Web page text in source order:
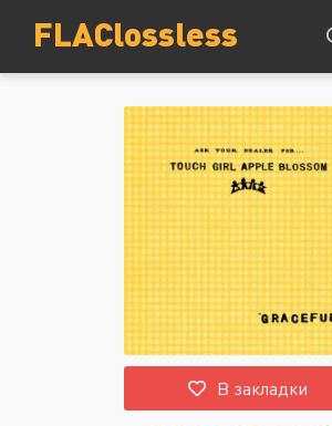
FLAClossless
Авторизация
Запомнить
ВОЙТИ НА САЙТ
В закладки